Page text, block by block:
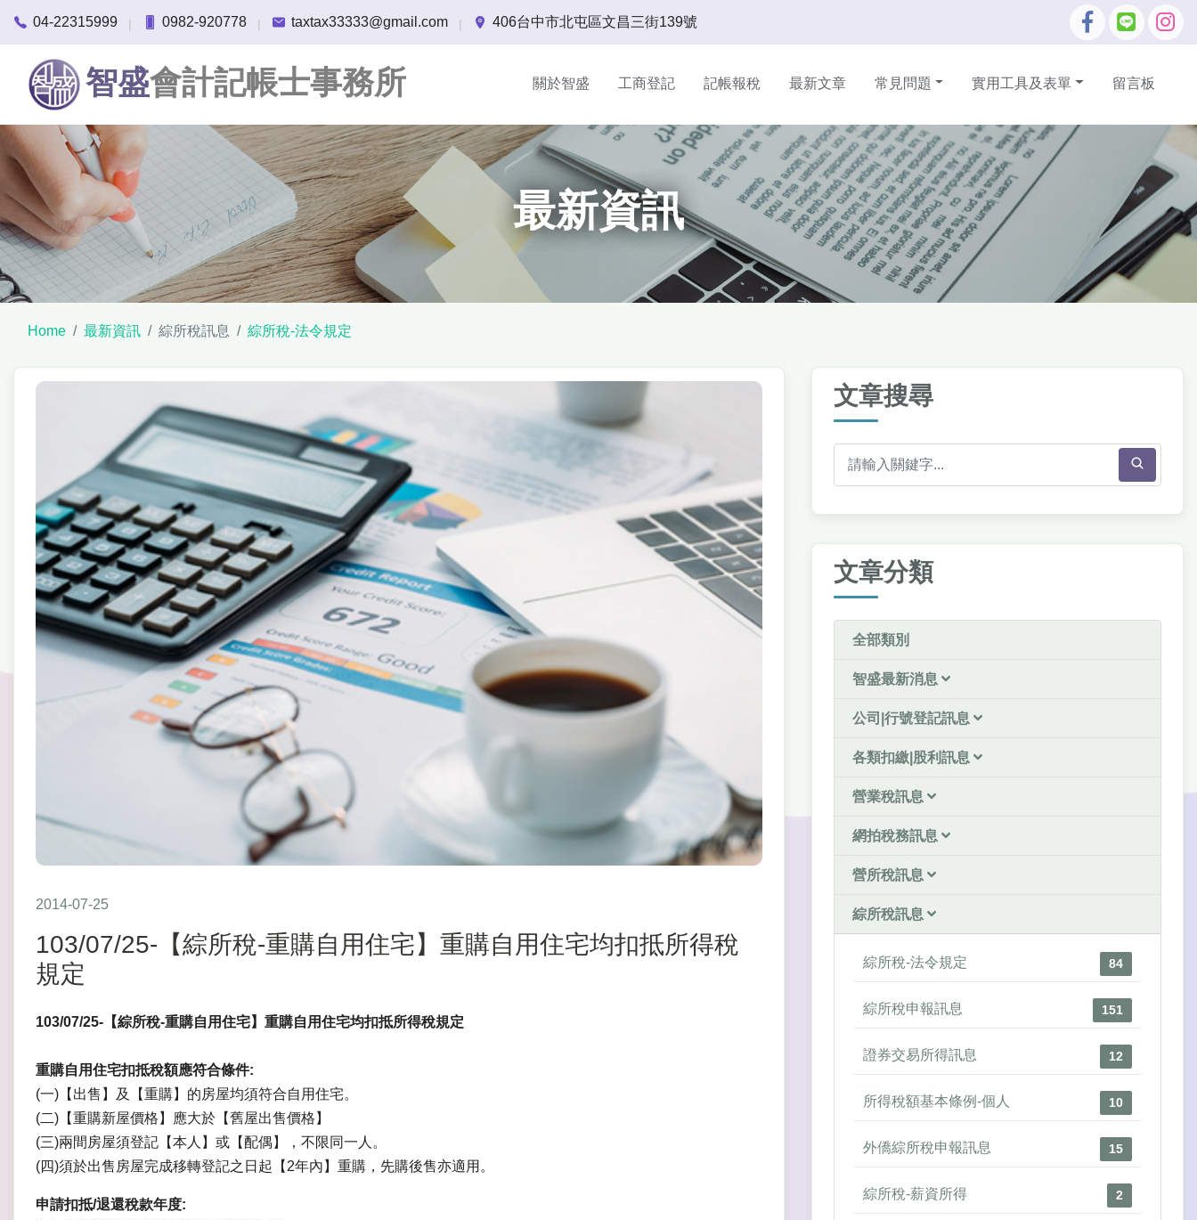
04-22315999 | 0982-920778 | taxtax33333@gmail.com | 406台中市北屯區文昌三街139號
智盛會計記帳士事務所 關於智盛 工商登記 記帳報稅 最新文章 常見問題 實用工具及表單 留言板
最新資訊
Home 最新資訊 綜所稅訊息 綜所稅-法令規定
2014-07-25
103/07/25-【綜所稅-重購自用住宅】重購自用住宅均扣抵所得稅
規定
103/07/25-【綜所稅-重購自用住宅】重購自用住宅均扣抵所得稅規定
重購自用住宅扣抵稅額應符合條件:
(一)【出售】及【重購】的房屋均須符合自用住宅。
(二)【重購新屋價格】應大於【舊屋出售價格】
(三)兩間房屋須登記【本人】或【配偶】，不限同一人。
(四)須於出售房屋完成移轉登記之日起【2年內】重購，先購後售亦適用。
申請扣抵/退還稅款年度:
文章搜尋
文章分類
全部類別
智盛最新消息
公司|行號登記訊息
各類扣繳|股利訊息
營業稅訊息
網拍稅務訊息
營所稅訊息
綜所稅訊息
綜所稅-法令規定 84
綜所稅申報訊息 151
證券交易所得訊息 12
所得稅額基本條例-個人 10
外僑綜所稅申報訊息 15
綜所稅-薪資所得 2